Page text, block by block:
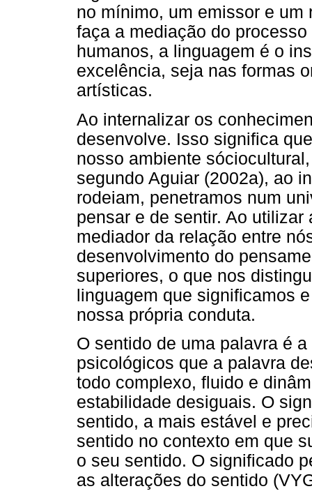
no mínimo, um emissor e um
faça a mediação do
humanos, a linguagem é o
excelência, seja nas formas
artísticas.
Ao internalizar os
desenvolve. Isso significa
nosso ambiente
segundo Aguiar (2002a), ao
rodeiam, penetramos num
pensar e de sentir. Ao
mediador da relação entre
desenvolvimento do
superiores, o que nos
linguagem que significamos
nossa própria conduta.
O sentido de uma palavra é
psicológicos que a palavra
todo complexo, fluido e
estabilidade desiguais. O
sentido, a mais estável e
sentido no contexto em que
o seu sentido. O significado
as alterações do sentido